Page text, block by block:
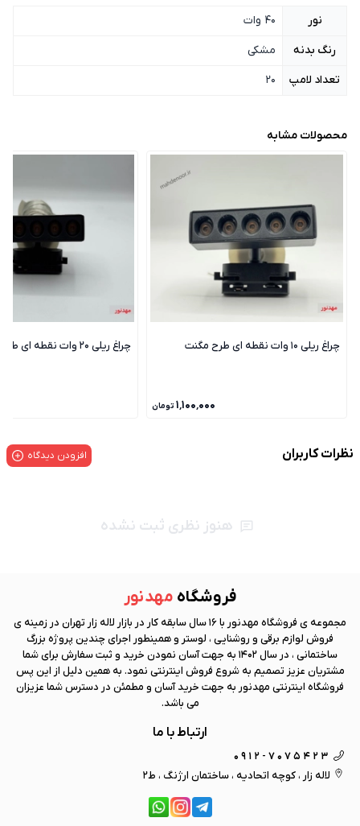
نور
40 وات
رنگ بدنه
مشکی
تعداد لامپ
20
محصولات مشابه
چراغ ریلی 10 وات نقطه ای طرح مگنت
۱٬۱۰۰٬۰۰۰ تومان
چراغ ریلی 20 وات نقطه ای طرح مگنت
نظرات کاربران افزودن دیدگاه
هنوز نظری ثبت نشده
فروشگاه مهد نور
مجموعه ی فروشگاه مهد نور
با 16 سال سابقه کار در بازار لاله زار تهران در زمینه ی
فروش لوازم برقی و روشنایی ، لوستر و همینطور اجرای چندین پروژه بزرگ
ساختمانی ، در سال 1402 به جهت آسان نمودن خرید و ثبت سفارش برای شما
مشتریان عزیز تصمیم به شروع فروش اینترنتی نمود. به همین دلیل از این پس
فروشگاه اینترنتی مهد نور به جهت خرید آسان و مطمئن در دسترس شما عزیزان
می باشد.
ارتباط با ما
0912-7075423
لاله زار ، کوچه اتحادیه ، ساختمان ارژنگ ، ط2